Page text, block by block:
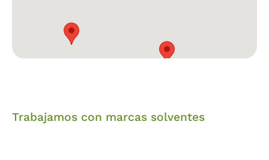
Trabajamos con marcas solventes